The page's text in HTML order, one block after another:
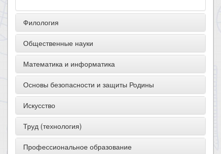
Филология
Общественные науки
Математика и информатика
Основы безопасности и защиты Родины
Искусство
Труд (технология)
Профессиональное образование